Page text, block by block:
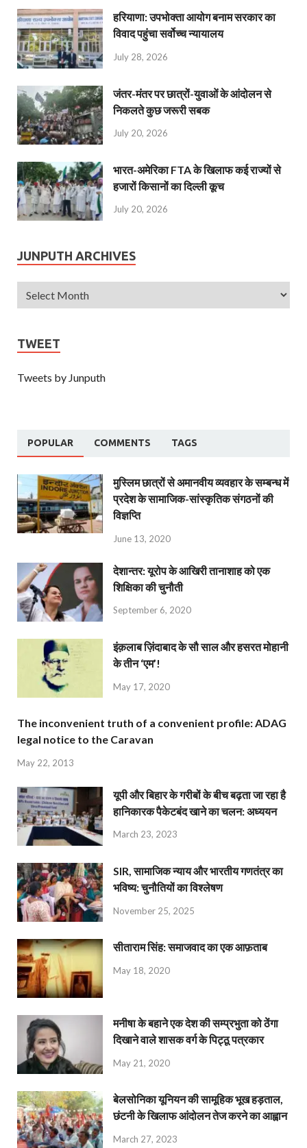
हरियाणा: उपभोक्ता आयोग बनाम सरकार का
विवाद पहुंचा सर्वोच्च न्यायालय
July 28, 2026
जंतर-मंतर पर छात्रों-युवाओं के आंदोलन से
निकलते कुछ जरूरी सबक
July 20, 2026
भारत-अमेरिका FTA के खिलाफ कई राज्यों से
हजारों किसानों का दिल्ली कूच
July 20, 2026
JUNPUTH ARCHIVES
TWEET
Tweets by Junputh
POPULAR COMMENTS TAGS
मुस्लिम छात्रों से अमानवीय व्यवहार के सम्बन्ध में
प्रदेश के सामाजिक-सांस्कृतिक संगठनों की
विज्ञप्ति
June 13, 2020
देशान्‍तर: यूरोप के आखिरी तानाशाह को एक
शिक्षिका की चुनौती
September 6, 2020
इंक़लाब ज़िंदाबाद के सौ साल और हसरत मोहानी
के तीन ‘एम’!
May 17, 2020
The inconvenient truth of a convenient profile: ADAG
legal notice to the Caravan
May 22, 2013
यूपी और बिहार के गरीबों के बीच बढ़ता जा रहा है
हानिकारक पैकेटबंद खाने का चलन: अध्ययन
March 23, 2023
SIR, सामाजिक न्याय और भारतीय गणतंत्र का
भविष्य: चुनौतियों का विश्लेषण
November 25, 2025
सीताराम सिंह: समाजवाद का एक आफ़ताब
May 18, 2020
मनीषा के बहाने एक देश की सम्प्रभुता को ठेंगा
दिखाने वाले शासक वर्ग के पिट्ठू पत्रकार
May 21, 2020
बेलसोनिका यूनियन की सामूहिक भूख हड़ताल,
छंटनी के खिलाफ आंदोलन तेज करने का आह्वान
March 27, 2023